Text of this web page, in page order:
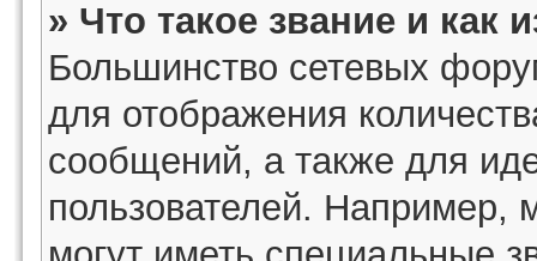
» Что такое звание и как
Большинство сетевых
для отображения
сообщений, а также для
пользователей. Например,